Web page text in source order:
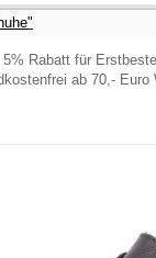
5% Rabatt für
ab 70,- Euro